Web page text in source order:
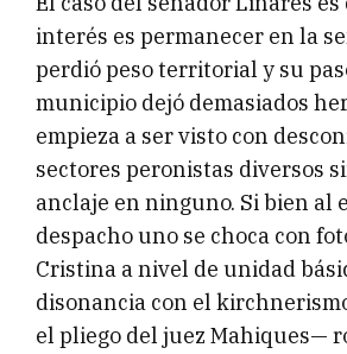
interés es permanecer en la
perdió peso territorial y su
municipio dejó demasiados
empieza a ser visto con
sectores peronistas diversos
anclaje en ninguno. Si bien al
despacho uno se choca con
Cristina a nivel de unidad
disonancia con el
el pliego del juez Mahiques—